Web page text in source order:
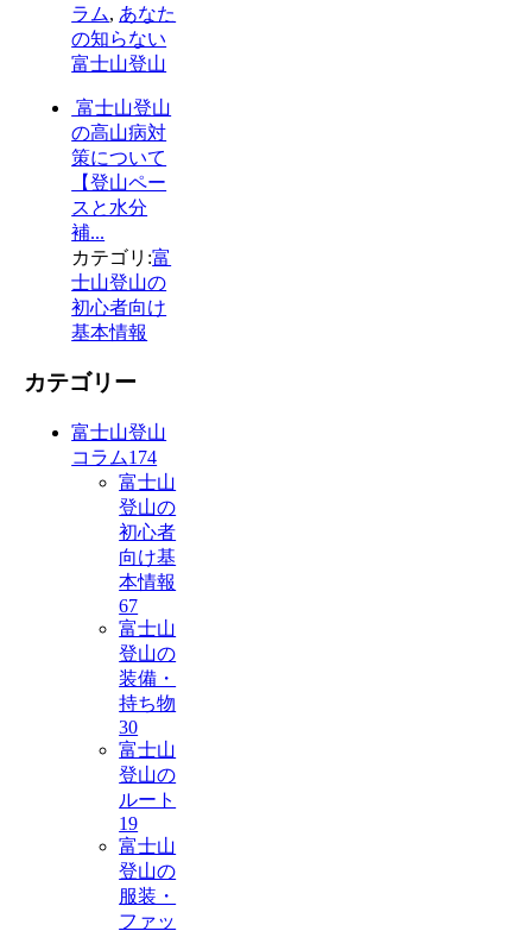
ラム, あなた
の知らない
富士山登山
富士山登山
の高山病対
策について
【登山ペー
スと水分
補...
カテゴリ:富
士山登山の
初心者向け
基本情報
カテゴリー
富士山登山
コラム174
富士山
登山の
初心者
向け基
本情報
67
富士山
登山の
装備・
持ち物
30
富士山
登山の
ルート
19
富士山
登山の
服装・
ファッ